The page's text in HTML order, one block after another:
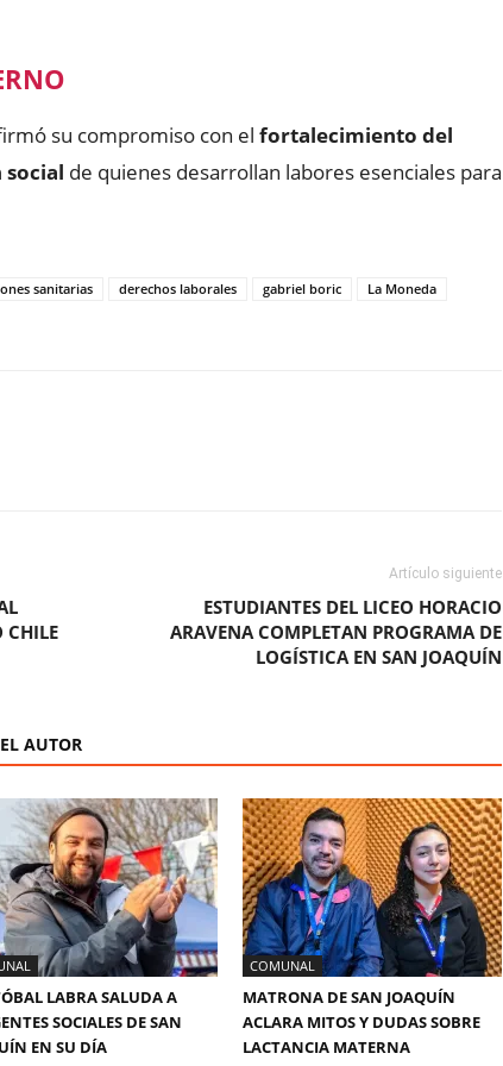
su compromiso con el fortalecimiento del
de quienes desarrollan labores esenciales para
sanitarias derechos laborales gabriel boric
La Moneda
CHILE
Artículo siguiente
ESTUDIANTES DEL LICEO HORACIO
ARAVENA COMPLETAN PROGRAMA DE
LOGÍSTICA EN SAN JOAQUÍN
AUTOR
LABRA SALUDA A
SOCIALES DE SAN
EN SU DÍA
COMUNAL
MATRONA DE SAN JOAQUÍN
ACLARA MITOS Y DUDAS SOBRE
LACTANCIA MATERNA